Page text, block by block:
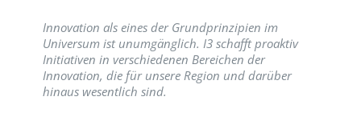
Innovation als eines der Grundprinzipien im
Universum ist unumgänglich. I3 schafft proaktiv
Initiativen in verschiedenen Bereichen der
Innovation, die für unsere Region und darüber
hinaus wesentlich sind.